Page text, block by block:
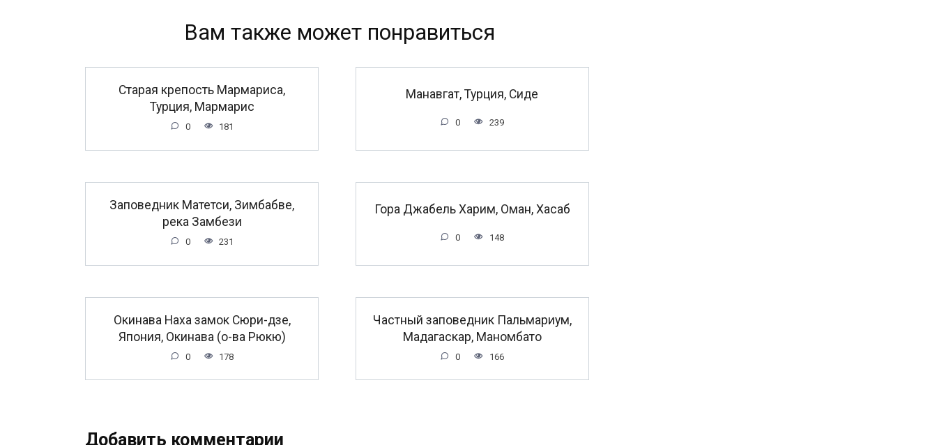
Вам также может понравиться
Старая крепость Мармариса,
Турция, Мармарис
0 181
Манавгат, Турция, Сиде
0 239
Заповедник Матетси, Зимбабве,
река Замбези
0 231
Гора Джабель Харим, Оман, Хасаб
0 148
Окинава Наха замок Сюри-дзе,
Япония, Окинава (о-ва Рюкю)
0 178
Частный заповедник Пальмариум,
Мадагаскар, Маномбато
0 166
Добавить комментарии